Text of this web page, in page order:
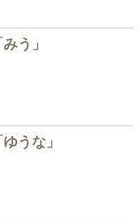
う」
うな」